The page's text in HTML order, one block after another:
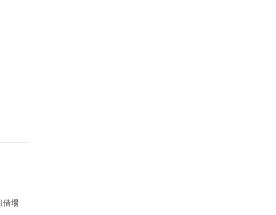
借場